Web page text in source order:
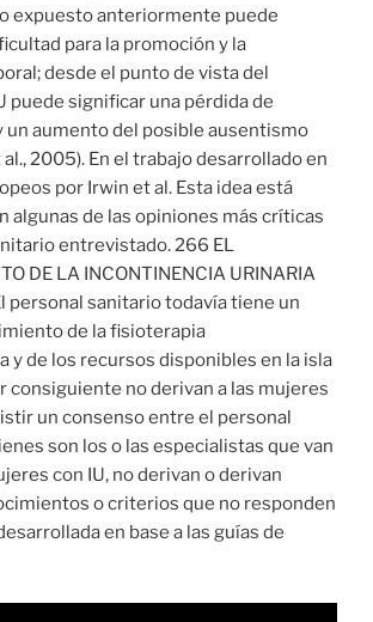
expuesto anteriormente puede
para la promoción y la
desde el punto de vista del
puede significar una pérdida de
un aumento del posible ausentismo
2005). En el trabajo desarrollado en
por Irwin et al. Esta idea está
algunas de las opiniones más críticas
entrevistado. 266 EL
DE LA INCONTINENCIA URINARIA
personal sanitario todavía tiene un
de la fisioterapia
y de los recursos disponibles en la isla
consiguiente no derivan a las mujeres
un consenso entre el personal
son los o las especialistas que van
con IU, no derivan o derivan
o criterios que no responden
en base a las guías de